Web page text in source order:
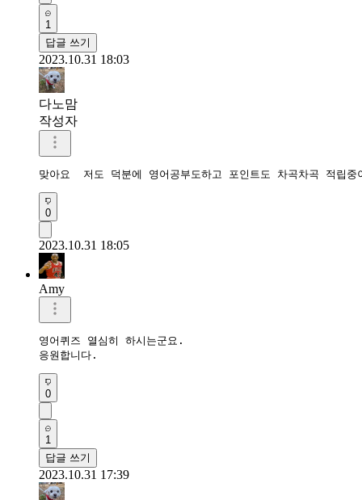
1
답글 쓰기
2023.10.31 18:03
다노맘
작성자
맞아요  저도 덕분에 영어공부도하고 포인트도 차곡차곡 적립중
0
2023.10.31 18:05
Amy
영어퀴즈 열심히 하시는군요.
응원합니다.
0
1
답글 쓰기
2023.10.31 17:39